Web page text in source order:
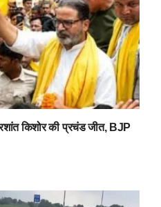
किशोर की प्रचंड जीत, BJP